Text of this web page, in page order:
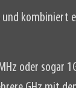
und kombiniert
oder sogar